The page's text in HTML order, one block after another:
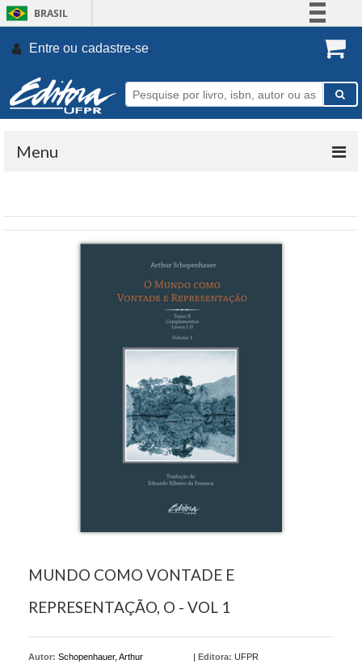
BRASIL
Participe
Entre ou cadastre-se.
Menu
MUNDO COMO VONTADE E
REPRESENTAÇÃO, O - VOL 1
Autor: Schopenhauer, Arthur | Editora: UFPR